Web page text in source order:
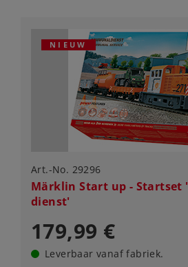
NIEUW
Art.-No. 29296
Märklin Start up - Startset
dienst'
179,99 €
Leverbaar vanaf fabriek.